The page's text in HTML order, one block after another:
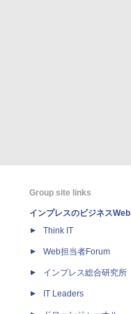
Group site links
インプレスのビジネスWeb
Think IT
Web担当者Forum
インプレス総合研究所
IT Leaders